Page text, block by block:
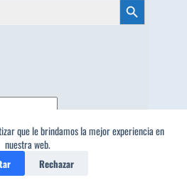
que le brindamos la mejor experiencia en
nuestra web.
Rechazar
Botón de búsqueda